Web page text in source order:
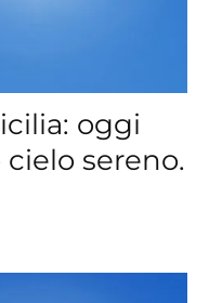
oggi
sereno.